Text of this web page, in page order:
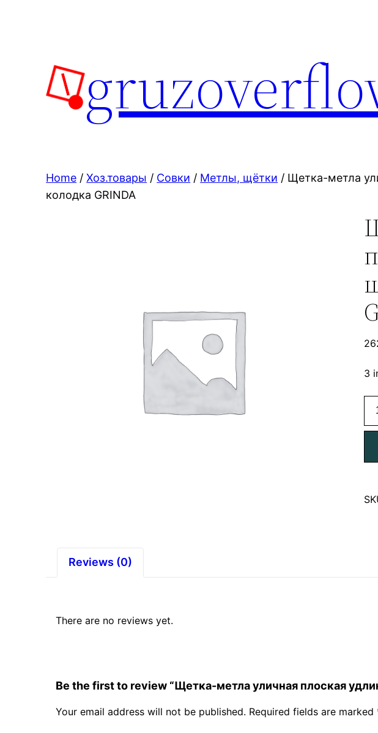
Home /Хоз.товары / Совки / Метлы, щётки / Щетка-метла
колодка GRINDA
3
Reviews (0)
There are no reviews yet.
Be the first to review “Щетка-метла уличная плоская
Your email address will not be published. Required fields are marked